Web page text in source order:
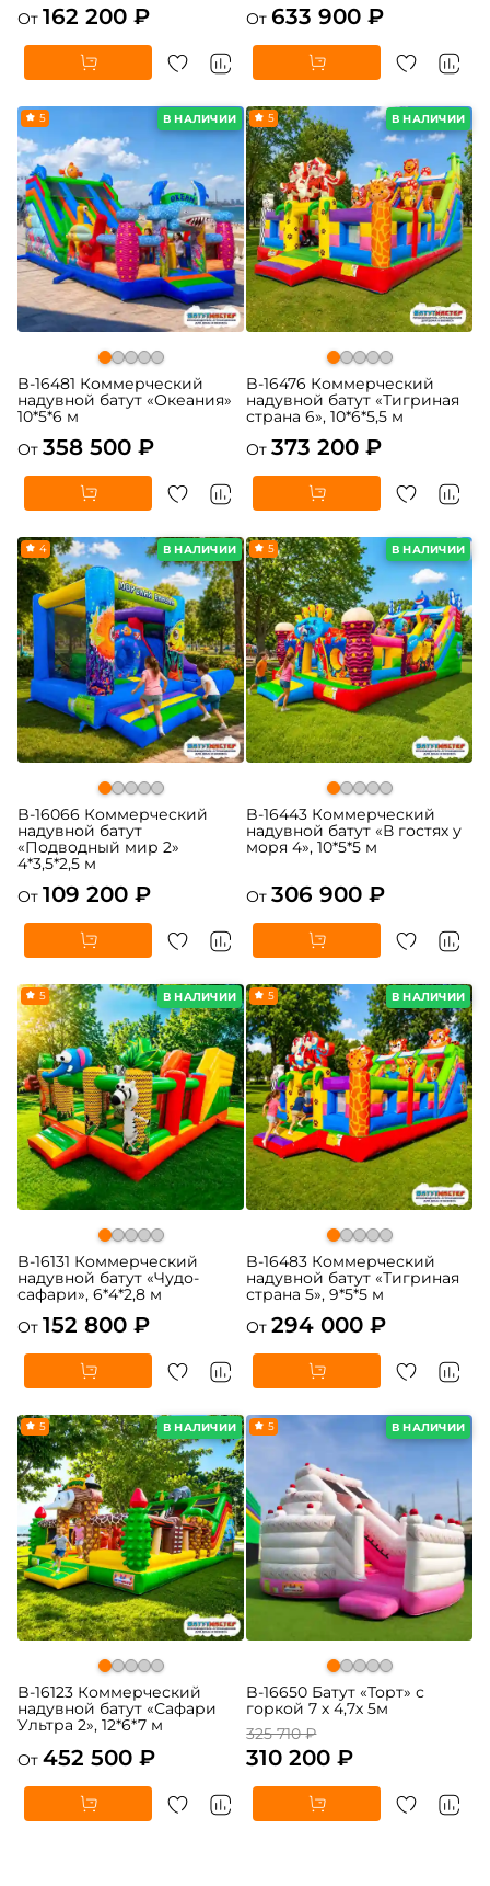
От 162 200 ₽
От 633 900 ₽
В НАЛИЧИИ
5
B-16481 Коммерческий
надувной батут «Океания»
10*5*6 м
От 358 500 ₽
В НАЛИЧИИ
5
B-16476 Коммерческий
надувной батут «Тигриная
страна 6», 10*6*5,5 м
От 373 200 ₽
В НАЛИЧИИ
4
B-16066 Коммерческий
надувной батут
«Подводный мир 2»
4*3,5*2,5 м
От 109 200 ₽
В НАЛИЧИИ
5
B-16443 Коммерческий
надувной батут «В гостях у
моря 4», 10*5*5 м
От 306 900 ₽
В НАЛИЧИИ
5
B-16131 Коммерческий
надувной батут «Чудо-
сафари», 6*4*2,8 м
От 152 800 ₽
В НАЛИЧИИ
5
B-16483 Коммерческий
надувной батут «Тигриная
страна 5», 9*5*5 м
От 294 000 ₽
В НАЛИЧИИ
5
B-16123 Коммерческий
надувной батут «Сафари
Ультра 2», 12*6*7 м
От 452 500 ₽
В НАЛИЧИИ
-5%
B-16650 Батут «Торт» с
горкой 7 х 4,7х 5м
325 710 ₽
310 200 ₽